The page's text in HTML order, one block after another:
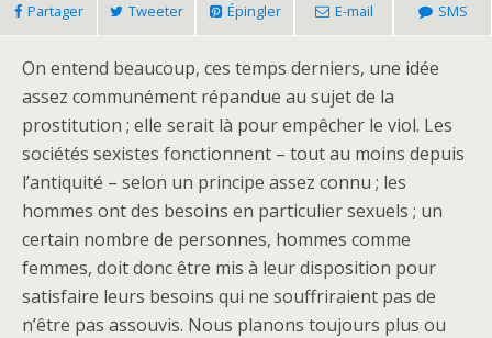
Partager Tweeter Épingler E-mail SMS
On entend beaucoup, ces temps derniers, une idée
assez communément répandue au sujet de la
prostitution ; elle serait là pour empêcher le viol. Les
sociétés sexistes fonctionnent – tout au moins depuis
l’antiquité – selon un principe assez connu ; les
hommes ont des besoins en particulier sexuels ; un
certain nombre de personnes, hommes comme
femmes, doit donc être mis à leur disposition pour
satisfaire leurs besoins qui ne souffriraient pas de
n’être pas assouvis. Nous planons toujours plus ou